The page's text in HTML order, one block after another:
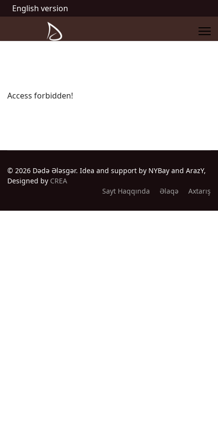
English version
Access forbidden!
© 2026 Dədə Ələsgər. Idea and support by NYBay and ArazY,
Designed by CREA
Sayt Haqqında
Əlaqə Axtarış